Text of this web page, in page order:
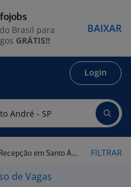
Login
em Santo André - SP FILTRAR
de Vagas
Brasil para
GRÁTIS!!
BAIXAR